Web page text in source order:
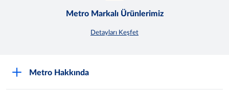
Metro Markalı Ürünlerimiz
Detayları Keşfet
Metro Hakkında